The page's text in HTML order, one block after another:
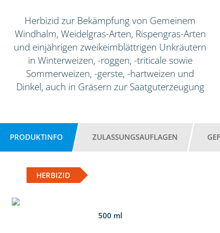
Herbizid zur Bekämpfung von Gemeinem
Windhalm, Weidelgras-Arten, Rispengras-Arten
und einjährigen zweikeimblättrigen Unkräutern
in Winterweizen, -roggen, -triticale sowie
Sommerweizen, -gerste, -hartweizen und
Dinkel, auch in Gräsern zur Saatguterzeugung
PRODUKTINFO ZULASSUNGSAUFLAGEN
HERBIZID
500 ml